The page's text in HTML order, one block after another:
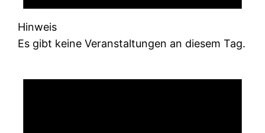
Hinweis
Es gibt keine Veranstaltungen an diesem Tag.